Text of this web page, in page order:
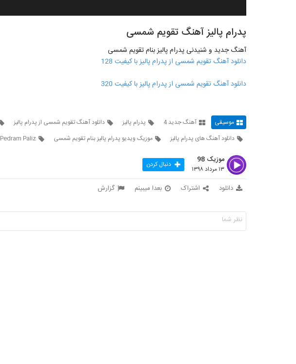
پدرام پالیز آهنگ تقویم شمسی
آهنگ جدید و شنیدنی پدرام پالیز بنام تقویم شمسی
دانلود آهنگ تقویم شمسی از پدرام پالیز با کیفیت 128
دانلود آهنگ تقویم شمسی از پدرام پالیز با کیفیت 320
موسیقی آهنگ جدید 4 پدرام پالیز دانلود آهنگ تقویم شمسی از پدرام پالیز
دانلود آهنگ های پدرام پالیز
موزیک ویدیو پدرام پالیز بنام تقویم شمسی Pedram Paliz
موزیک 98
۱۳ مرداد ۱۳۹۸ دنبال کردن
دانلود اشتراک بعدا میبینم گزارش